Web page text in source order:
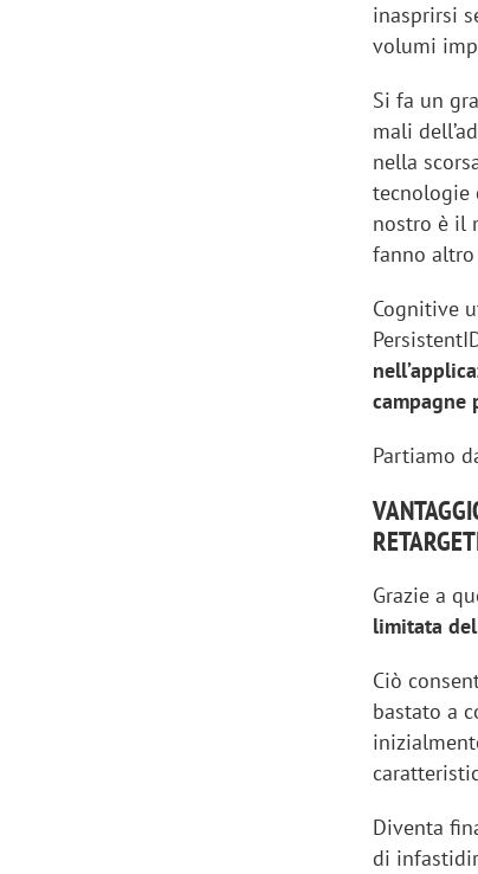
inasprirsi
volumi
Si fa un
mali
nella
nostro è il
fanno
Cognitive
campagne
Partiamo
Grazie a
limitata
Ciò
bastato a
Diventa
di